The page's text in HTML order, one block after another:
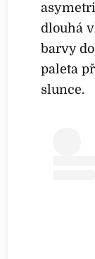
dlouhá
barvy
paleta
slunce.